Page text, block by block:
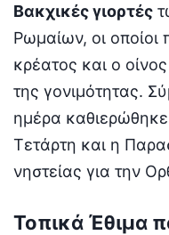
Βακχικές γιορτές
Ρωμαίων, οι οποίοι
κρέατος και ο
της γονιμότητας.
ημέρα
Τετάρτη και η
νηστείας για την
Τοπικά Έθιμα